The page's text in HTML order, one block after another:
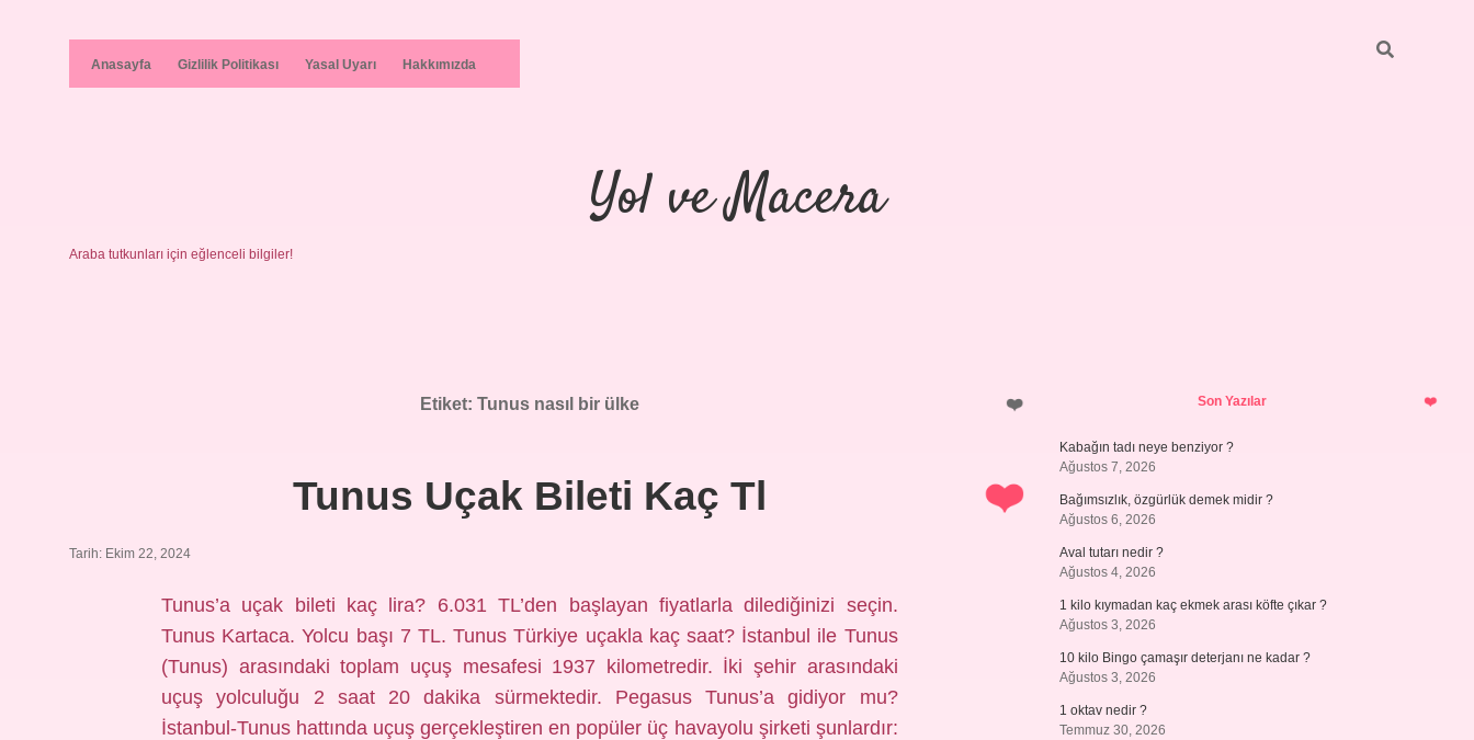
Anasayfa Gizlilik Politikası Yasal Uyarı Hakkımızda
Yol ve Macera
Araba tutkunları için eğlenceli bilgiler!
Etiket: Tunus nasıl bir ülke
Tunus Uçak Bileti Kaç Tl
Tarih: Ekim 22, 2024
Tunus’a uçak bileti kaç lira? 6.031 TL’den başlayan fiyatlarla dilediğinizi seçin.
Tunus Kartaca. Yolcu başı 7 TL. Tunus Türkiye uçakla kaç saat? İstanbul ile Tunus
(Tunus) arasındaki toplam uçuş mesafesi 1937 kilometredir. İki şehir arasındaki
uçuş yolculuğu 2 saat 20 dakika sürmektedir. Pegasus Tunus’a gidiyor mu?
İstanbul-Tunus hattında uçuş gerçekleştiren en popüler üç havayolu şirketi şunlardır:
SidebarSon Yazılar
Kabağın tadı neye benziyor ?
Ağustos 7, 2026
Bağımsızlık, özgürlük demek midir ?
Ağustos 6, 2026
Aval tutarı nedir ?
Ağustos 4, 2026
1 kilo kıymadan kaç ekmek arası köfte çıkar ?
Ağustos 3, 2026
10 kilo Bingo çamaşır deterjanı ne kadar ?
Ağustos 3, 2026
1 oktav nedir ?
Temmuz 30, 2026